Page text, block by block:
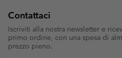
Contattaci
Iscriviti alla nostra newsletter e
primo ordine, con una spesa di
prezzo pieno.